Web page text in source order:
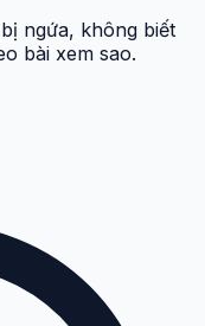
ngứa, không biết
bài xem sao.